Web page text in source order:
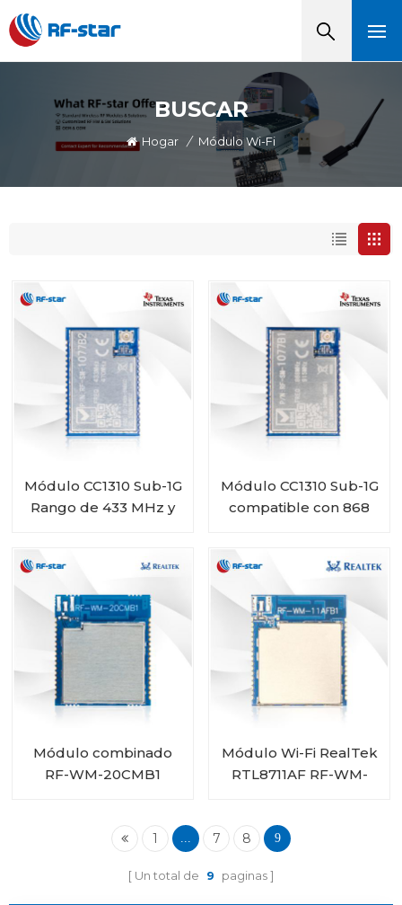
BUSCAR
Hogar / Módulo Wi-Fi
Módulo CC1310 Sub-1G
Rango de 433 MHz y
Módulo CC1310 Sub-1G
compatible con 868
Módulo combinado
RF-WM-20CMB1
Módulo Wi-Fi RealTek
RTL8711AF RF-WM-
1 ... 7 8 9
Un total de 9 paginas